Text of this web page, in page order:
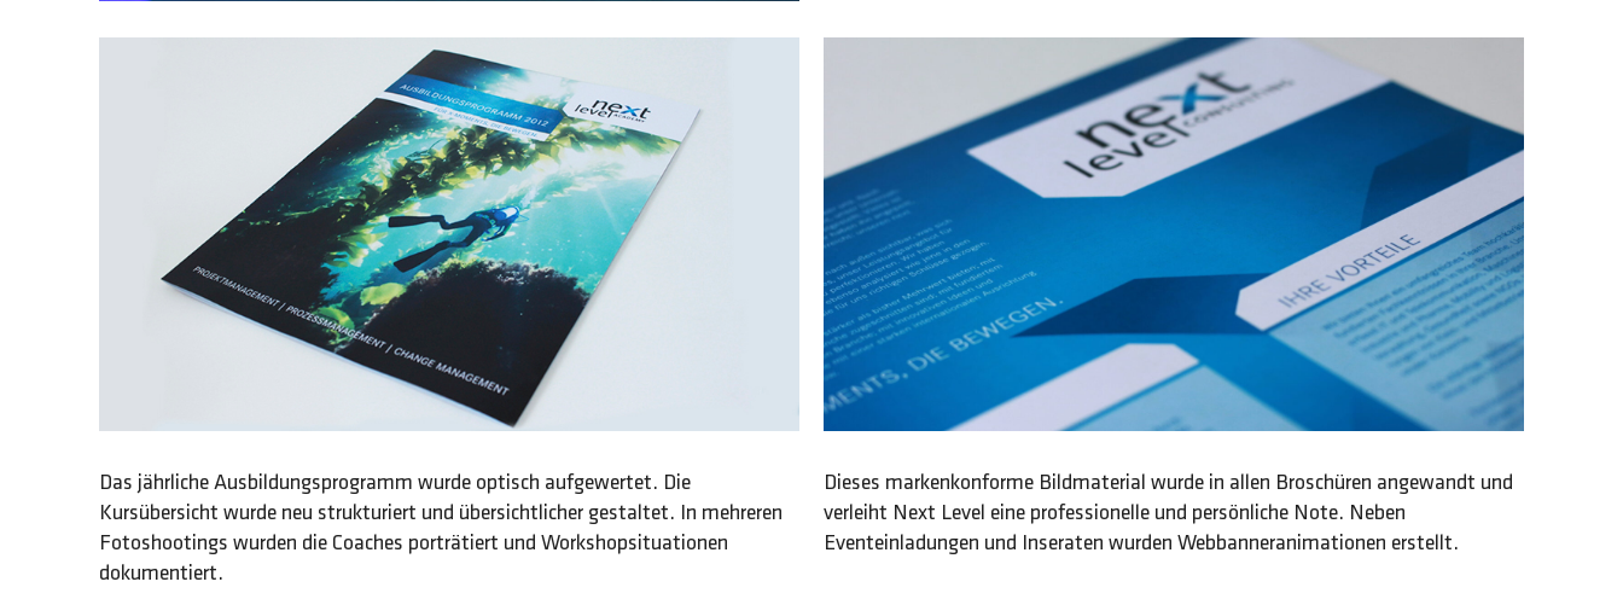
Das jährliche Ausbildungsprogramm wurde optisch aufgewertet. Die
Kursübersicht wurde neu strukturiert und übersichtlicher gestaltet. In mehreren
Fotoshootings wurden die Coaches porträtiert und Workshopsituationen
dokumentiert.
Dieses markenkonforme Bildmaterial wurde in allen Broschüren angewandt und
verleiht Next Level eine professionelle und persönliche Note. Neben
Eventeinladungen und Inseraten wurden Webbanneranimationen erstellt.